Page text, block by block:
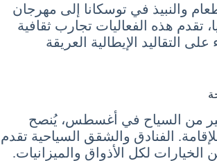
والنبيذ في توسكانا إلى مهرجان
تقدم هذه الفعاليات تجارب ثقافية
التقاليد الإيطالية العريقة
من السياح في أغسطس، يُنصح
الفنادق والشقق السياحية تقدم
لكل الأذواق والميزانيات.